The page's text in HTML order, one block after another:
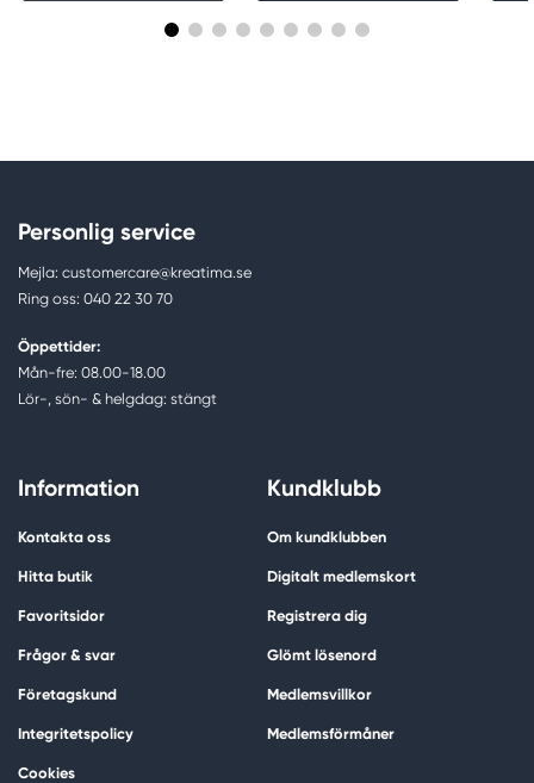
Personlig service
Mejla: customercare@kreatima.se
Ring oss: 040 22 30 70
Öppettider:
Mån-fre: 08.00-18.00
Lör-, sön- & helgdag: stängt
Information
Kontakta oss
Hitta butik
Favoritsidor
Frågor & svar
Företagskund
Integritetspolicy
Cookies
Kundklubb
Om kundklubben
Digitalt medlemskort
Registrera dig
Glömt lösenord
Medlemsvillkor
Medlemsförmåner